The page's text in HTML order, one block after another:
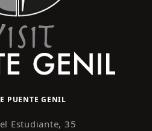
PUENTE GENIL
Estudiante, 35